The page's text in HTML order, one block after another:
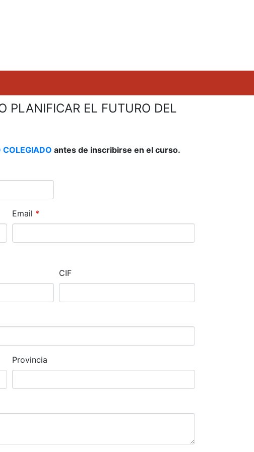
PLANIFICAR EL FUTURO DEL
COLEGIADO antes de inscribirse en el curso.
Email *
CIF
Provincia